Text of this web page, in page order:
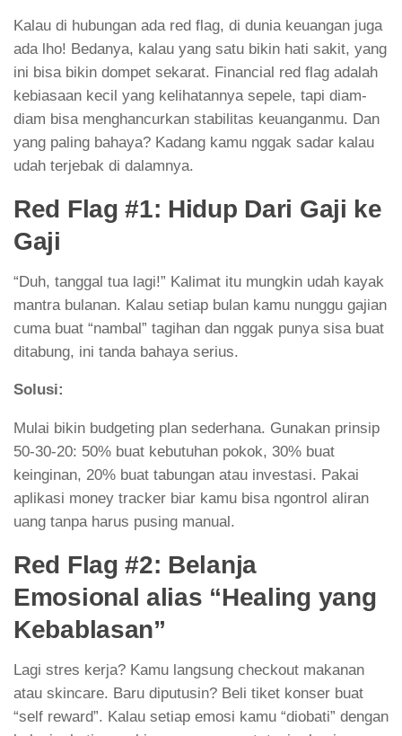
Kalau di hubungan ada red flag, di dunia keuangan juga
ada lho! Bedanya, kalau yang satu bikin hati sakit, yang
ini bisa bikin dompet sekarat. Financial red flag adalah
kebiasaan kecil yang kelihatannya sepele, tapi diam-
diam bisa menghancurkan stabilitas keuanganmu. Dan
yang paling bahaya? Kadang kamu nggak sadar kalau
udah terjebak di dalamnya.
Red Flag #1: Hidup Dari Gaji ke
Gaji
“Duh, tanggal tua lagi!” Kalimat itu mungkin udah kayak
mantra bulanan. Kalau setiap bulan kamu nunggu gajian
cuma buat “nambal” tagihan dan nggak punya sisa buat
ditabung, ini tanda bahaya serius.
Solusi:
Mulai bikin budgeting plan sederhana. Gunakan prinsip
50-30-20: 50% buat kebutuhan pokok, 30% buat
keinginan, 20% buat tabungan atau investasi. Pakai
aplikasi money tracker biar kamu bisa ngontrol aliran
uang tanpa harus pusing manual.
Red Flag #2: Belanja
Emosional alias “Healing yang
Kebablasan”
Lagi stres kerja? Kamu langsung checkout makanan
atau skincare. Baru diputusin? Beli tiket konser buat
“self reward”. Kalau setiap emosi kamu “diobati” dengan